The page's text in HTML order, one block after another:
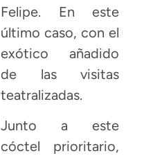
Felipe. En este
último caso, con el
exótico añadido
de las visitas
teatralizadas.
Junto a este
cóctel prioritario,